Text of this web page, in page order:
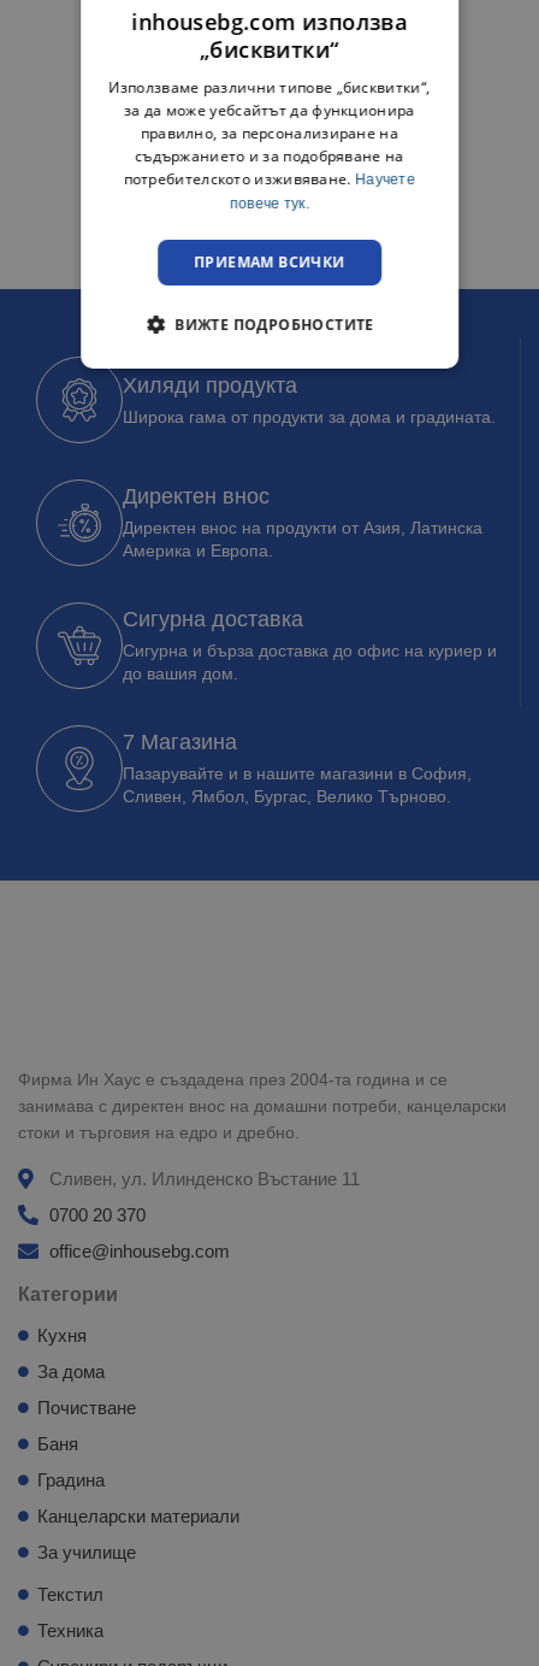
Хиляди продукта
Широка гама от продукти за дома и градината.
Директен внос
Директен внос на продукти от Азия, Латинска
Америка и Европа.
Сигурна доставка
Сигурна и бърза доставка до офис на куриер и
до вашия дом.
7 Магазина
Пазарувайте и в нашите магазини в София,
Сливен, Ямбол, Бургас, Велико Търново.
Фирма Ин Хаус е създадена през 2004-та година и се
занимава с директен внос на домашни потреби, канцеларски
стоки и търговия на едро и дребно.
Сливен, ул. Илинденско Въстание 11
0700 20 370
office@inhousebg.com
Категории
Кухня
За дома
Почистване
Баня
Градина
Канцеларски материали
За училище
Текстил
Техника
inhousebg.com използва
„бисквитки“
Използваме различни типове „бисквитки“,
за да може уебсайтът да функционира
правилно, за персонализиране на
съдържанието и за подобряване на
потребителското изживяване. Научете
повече тук.
ПРИЕМАМ ВСИЧКИ
ВИЖТЕ ПОДРОБНОСТИТЕ